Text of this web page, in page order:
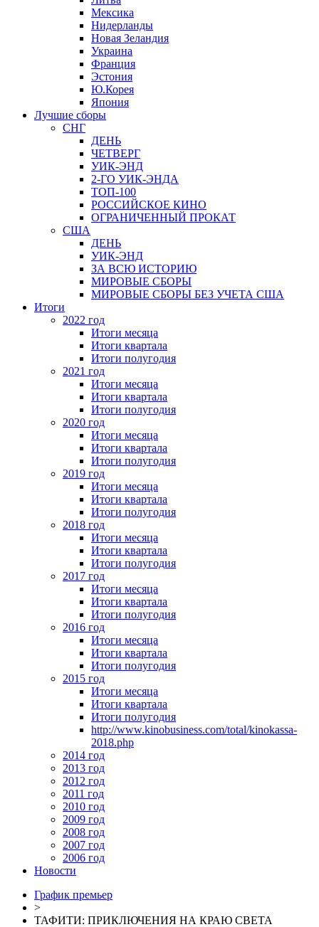
Мексика
Нидерланды
Новая Зеландия
Украина
Франция
Эстония
Ю.Корея
Япония
Лучшие сборы
СНГ
ДЕНЬ
ЧЕТВЕРГ
УИК-ЭНД
2-ГО УИК-ЭНДА
ТОП-100
РОССИЙСКОЕ КИНО
ОГРАНИЧЕННЫЙ ПРОКАТ
США
ДЕНЬ
УИК-ЭНД
ЗА ВСЮ ИСТОРИЮ
МИРОВЫЕ СБОРЫ
МИРОВЫЕ СБОРЫ БЕЗ УЧЕТА США
Итоги
2022 год
Итоги месяца
Итоги квартала
Итоги полугодия
2021 год
Итоги месяца
Итоги квартала
Итоги полугодия
2020 год
Итоги месяца
Итоги квартала
Итоги полугодия
2019 год
Итоги месяца
Итоги квартала
Итоги полугодия
2018 год
Итоги месяца
Итоги квартала
Итоги полугодия
2017 год
Итоги месяца
Итоги квартала
Итоги полугодия
2016 год
Итоги месяца
Итоги квартала
Итоги полугодия
2015 год
Итоги месяца
Итоги квартала
Итоги полугодия
http://www.kinobusiness.com/total/kinokassa-
2018.php
2014 год
2013 год
2012 год
2011 год
2010 год
2009 год
2008 год
2007 год
2006 год
Новости
График премьер
>
ТАФИТИ: ПРИКЛЮЧЕНИЯ НА КРАЮ СВЕТА